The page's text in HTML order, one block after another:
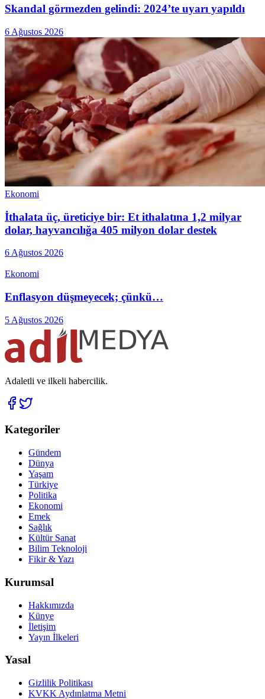
Skandal görmezden gelindi: 2024’te uyarı yapıldı
6 Ağustos 2026
Ekonomi
İthalata üç, üreticiye bir: Et ithalatına 1,2 milyar
dolar, hayvancılığa 405 milyon dolar destek
6 Ağustos 2026
Ekonomi
Enflasyon düşmeyecek; çünkü…
5 Ağustos 2026
Adaletli ve ilkeli habercilik.
Kategoriler
Gündem
Dünya
Yaşam
Türkiye
Politika
Ekonomi
Emek
Sağlık
Kültür Sanat
Bilim Teknoloji
Fikir & Yazı
Kurumsal
Hakkımızda
Künye
İletişim
Yayın İlkeleri
Yasal
Gizlilik Politikası
KVKK Aydınlatma Metni